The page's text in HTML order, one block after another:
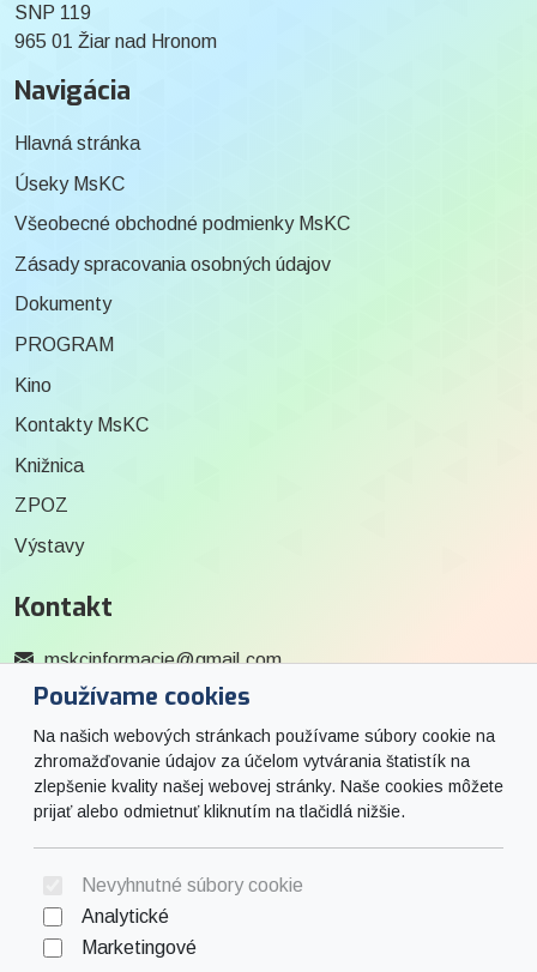
Používame cookies
Na našich webových stránkach používame súbory cookie na
zhromažďovanie údajov za účelom vytvárania štatistík na
zlepšenie kvality našej webovej stránky. Naše cookies môžete
prijať alebo odmietnuť kliknutím na tlačidlá nižšie.
Nevyhnutné súbory cookie
Analytické
Marketingové
SNP 119
965 01 Žiar nad Hronom
Navigácia
Hlavná stránka
Úseky MsKC
Všeobecné obchodné podmienky MsKC
Zásady spracovania osobných údajov
Dokumenty
PROGRAM
Kino
Kontakty MsKC
Knižnica
ZPOZ
Výstavy
Kontakt
mskcinformacie@gmail.com
0915 727 244
Social
Facebook